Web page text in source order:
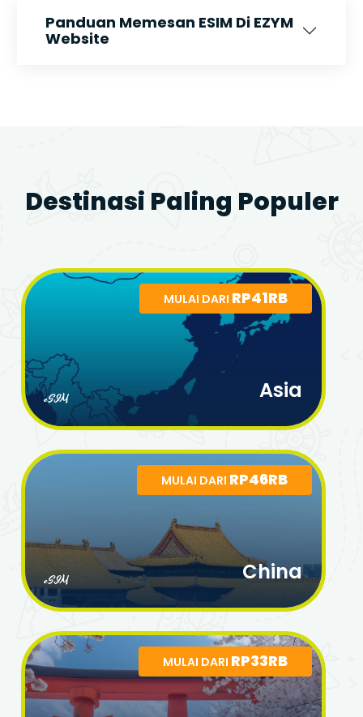
Panduan Memesan ESIM Di EZYM
Website
Destinasi Paling Populer
MULAI DARI RP41RB
eSIM Asia
MULAI DARI RP46RB
eSIM China
MULAI DARI RP33RB